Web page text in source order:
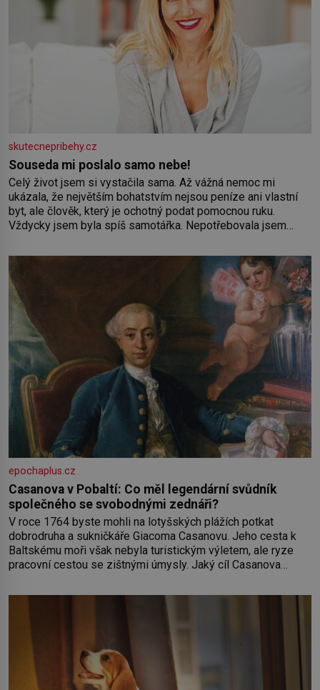
skutecnepribehy.cz
Souseda mi poslalo samo nebe!
Celý život jsem si vystačila sama. Až vážná nemoc mi
ukázala, že největším bohatstvím nejsou peníze ani vlastní
byt, ale člověk, který je ochotný podat pomocnou ruku.
Vždycky jsem byla spíš samotářka. Nepotřebovala jsem
práce a hlavně klid. Hned po studiích jsem odešla z rodného
epochaplus.cz
Casanova v Pobaltí: Co měl legendární svůdník
společného se svobodnými zednáři?
V roce 1764 byste mohli na lotyšských plážích potkat
dobrodruha a sukničkáře Giacoma Casanovu. Jeho cesta k
Baltskému moři však nebyla turistickým výletem, ale ryze
pracovní cestou se zištnými úmysly. Jaký cíl Casanova
Rigy? Casanova v Pobaltí kontaktoval tamní zednářské lóže.
Nebyl v této oblasti žádným nováčkem, protože do